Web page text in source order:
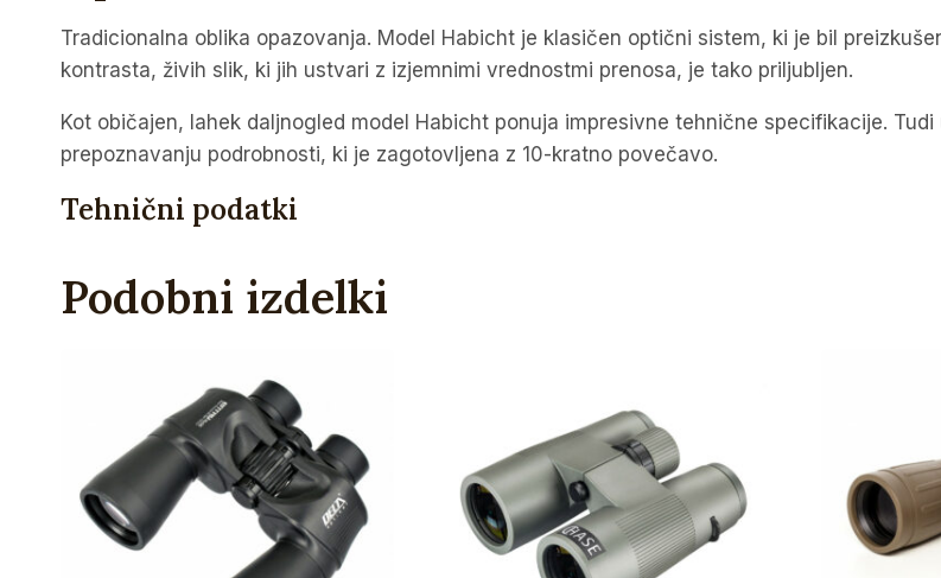
Tradicionalna oblika opazovanja. Model Habicht je klasičen optični sistem, ki je bil
kontrasta, živih slik, ki jih ustvari z izjemnimi vrednostmi prenosa, je tako priljubljen.
Kot običajen, lahek daljnogled model Habicht ponuja impresivne tehnične specifikacije.
prepoznavanju podrobnosti, ki je zagotovljena z 10-kratno povečavo.
Tehnični podatki
Podobni izdelki